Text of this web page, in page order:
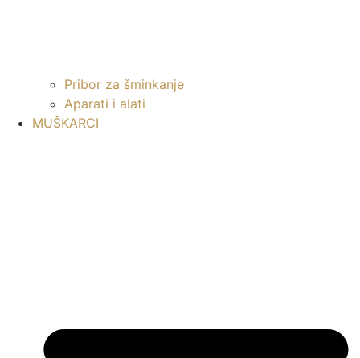
Pribor za šminkanje
Aparati i alati
MUŠKARCI